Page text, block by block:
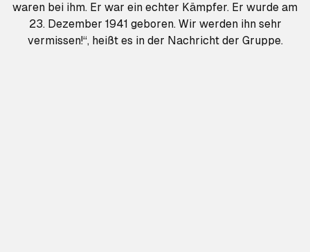
waren bei ihm. Er war ein echter Kämpfer. Er wurde am
23. Dezember 1941 geboren. Wir werden ihn sehr
vermissen!“, heißt es in der Nachricht der Gruppe.